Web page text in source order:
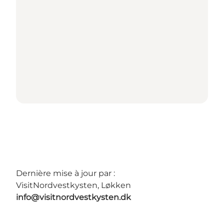
Dernière mise à jour par :
VisitNordvestkysten, Løkken
info@visitnordvestkysten.dk